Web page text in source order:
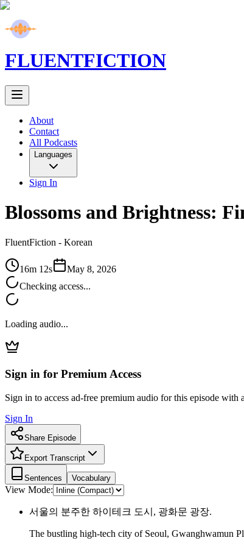
FLUENTFICTION
About
Contact
All Podcasts
Languages
Sign In
Blossoms and Brightness:
FluentFiction - Korean
16m 12s
May 8, 2026
Checking access...
Loading audio...
Sign in for Premium Access
Sign in to access ad-free premium audio for this episode with
Sign In
Share Episode
Export Transcript
Sentences Vocabulary
View Mode:
서울의 분주한 하이테크 도시, 광화문 광장.
The bustling high-tech city of Seoul, Gwanghwamun